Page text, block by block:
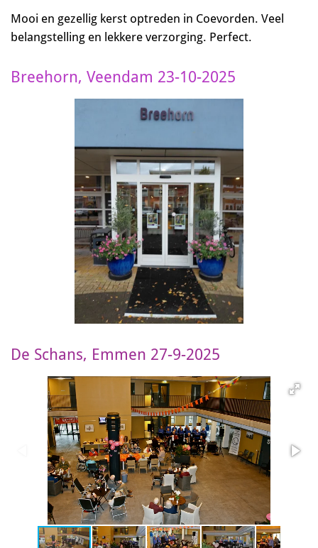
Mooi en gezellig kerst optreden in Coevorden. Veel
belangstelling en lekkere verzorging. Perfect.
Breehorn, Veendam 23-10-2025
De Schans, Emmen 27-9-2025